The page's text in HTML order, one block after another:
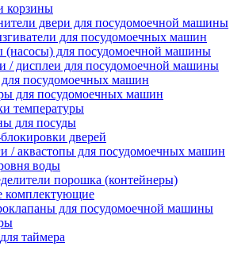
корзины
двери для посудомоечной машины
для посудомоечных машин
для посудомоечной машины
/ дисплеи для посудомоечной машины
посудомоечных машин
для посудомоечных машин
температуры
для посуды
дверей
/ аквастопы для посудомоечных машин
воды
порошка (контейнеры)
комплектующие
для посудомоечной машины
таймера